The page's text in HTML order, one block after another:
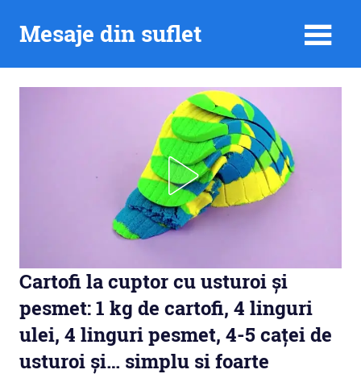
Mesaje din suflet
Cartofi la cuptor cu usturoi și
pesmet: 1 kg de cartofi, 4 linguri
ulei, 4 linguri pesmet, 4-5 caței de
usturoi și… simplu si foarte